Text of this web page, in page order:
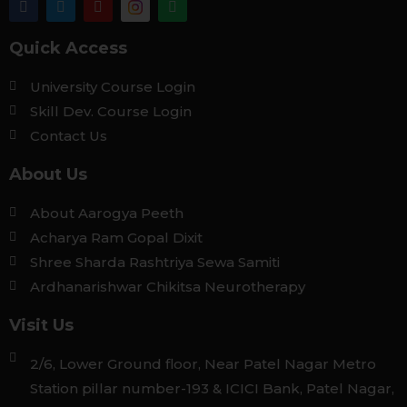
Quick Access
University Course Login
Skill Dev. Course Login
Contact Us
About Us
About Aarogya Peeth
Acharya Ram Gopal Dixit
Shree Sharda Rashtriya Sewa Samiti
Ardhanarishwar Chikitsa Neurotherapy
Visit Us
2/6, Lower Ground floor, Near Patel Nagar Metro
Station pillar number-193 & ICICI Bank, Patel Nagar,